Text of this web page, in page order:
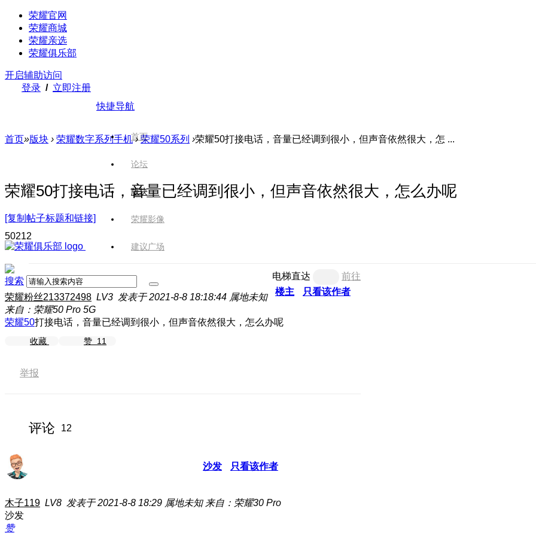
荣耀官网
荣耀商城
荣耀亲选
荣耀俱乐部
开启辅助访问
登录 / 立即注册
快捷导航
首页
论坛
版块
荣耀影像
建议广场
搜索
首页»版块 › 荣耀数字系列手机 › 荣耀50系列 ›荣耀50打接电话，音量已经调到很小，但声音依然很大，怎 ...
荣耀50打接电话，音量已经调到很小，但声音依然很大，怎么办呢
[复制帖子标题和链接]
50212
电梯直达
前往
楼主
只看该作者
荣耀粉丝213372498 LV3 发表于 2021-8-8 18:18:44 属地未知
来自：荣耀50 Pro 5G
荣耀50打接电话，音量已经调到很小，但声音依然很大，怎么办呢
收藏 赞 11
举报
评论 12
沙发 只看该作者
木子119 LV8 发表于 2021-8-8 18:29 属地未知 来自：荣耀30 Pro
沙发
赞